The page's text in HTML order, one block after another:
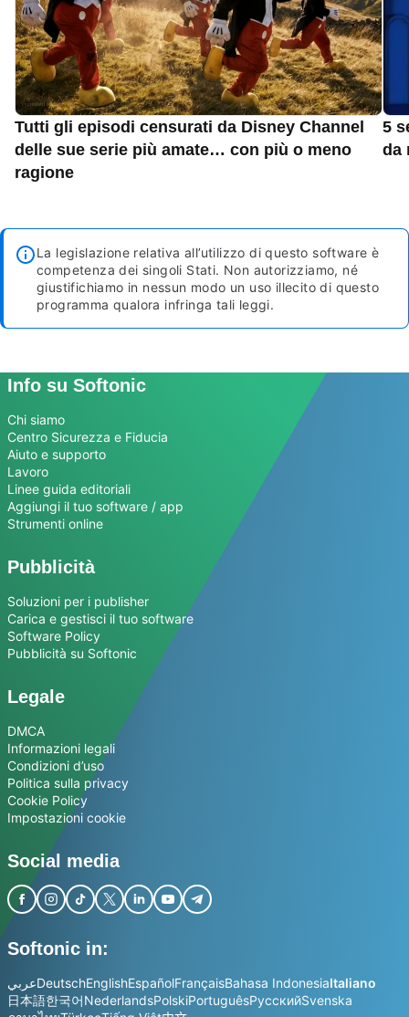
Tutti gli episodi censurati da Disney Channel
delle sue serie più amate… con più o meno
ragione
5
da
La legislazione relativa all’utilizzo di questo software è
competenza dei singoli Stati. Non autorizziamo, né
giustifichiamo in nessun modo un uso illecito di questo
programma qualora infringa tali leggi.
Info su Softonic
Chi siamo
Centro Sicurezza e Fiducia
Aiuto e supporto
Lavoro
Linee guida editoriali
Aggiungi il tuo software / app
Strumenti online
Pubblicità
Soluzioni per i publisher
Carica e gestisci il tuo software
Software Policy
Pubblicità su Softonic
Legale
DMCA
Informazioni legali
Condizioni d’uso
Politica sulla privacy
Cookie Policy
Impostazioni cookie
Social media
Softonic in:
عربيDeutschEnglishEspañolFrançaisBahasa IndonesiaItaliano
日本語한국어NederlandsPolskiPortuguêsРусскийSvenska